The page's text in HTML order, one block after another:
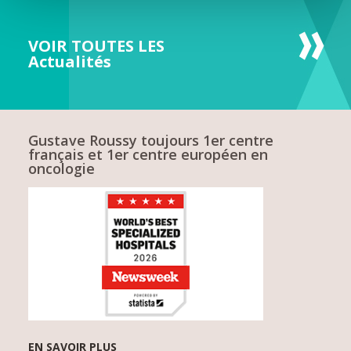
VOIR TOUTES LES
Actualités
Gustave Roussy toujours 1er centre
français et 1er centre européen en
oncologie
EN SAVOIR PLUS